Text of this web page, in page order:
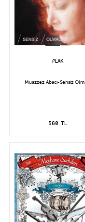
Muazzez Abacı-Sensiz
560 TL